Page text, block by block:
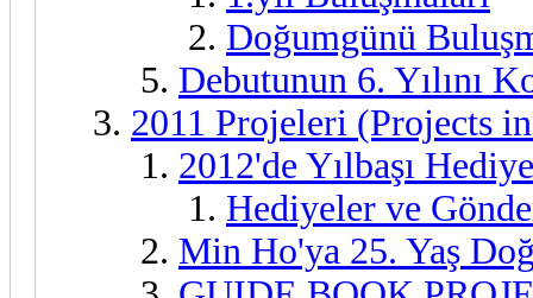
Doğumgünü
Debutunun 6. Yılını
2011 Projeleri (Projects
2012'de Yılbaşı
Hediyeler ve
Min Ho'ya 25. Yaş